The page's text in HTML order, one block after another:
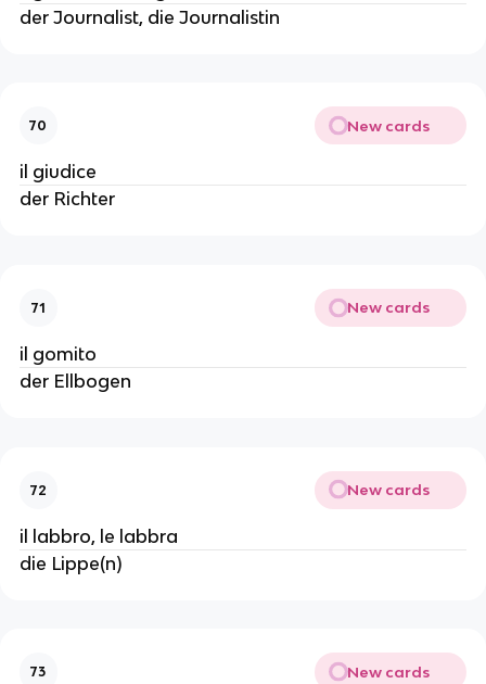
der Journalist, die Journalistin
70 New cards
il giudice
der Richter
71 New cards
il gomito
der Ellbogen
72 New cards
il labbro, le labbra
die Lippe(n)
73 New cards